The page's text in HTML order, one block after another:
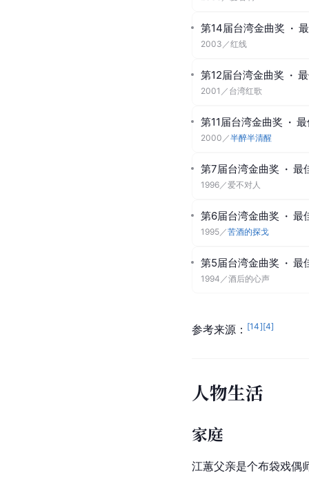
第14届台湾金曲奖 ·
2003 ／红线
第12届台湾金曲奖 ·
2001 ／ 台湾红歌
第11届台湾金曲奖 ·
2000 ／半醉半清醒
第7届台湾金曲奖 · 最
1996 ／爱不对人
第6届台湾金曲奖 · 最
1995 ／苦酒的探戈
第5届台湾金曲奖 · 最
1994 ／酒后的心声
参考来源： [14][4]
人物生活
家庭
江蕙父亲是个布袋戏偶